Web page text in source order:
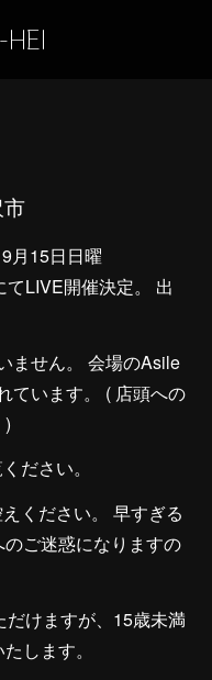
HEI
月15日日曜
LIVE開催決定。 出
ません。 会場のAsile
ています。 ( 店頭への
ださい。
ください。 早すぎる
ご迷惑になりますの
だけますが、15歳未満
します。